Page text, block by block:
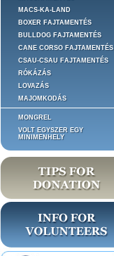
MACS-KA-LAND
BOXER FAJTAMENTÉS
BULLDOG FAJTAMENTÉS
CANE CORSO FAJTAMENTÉS
CSAU-CSAU FAJTAMENTÉS
RÓKÁZÁS
LOVAZÁS
MAJOMKODÁS
MONGREL
VOLT EGYSZER EGY
MINIMENHELY